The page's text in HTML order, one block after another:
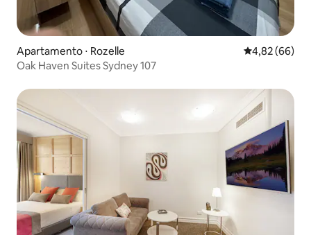
Apartamento ⋅ Rozelle 4,82 de uma
4,82 (66)
Oak Haven Suites Sydney 107